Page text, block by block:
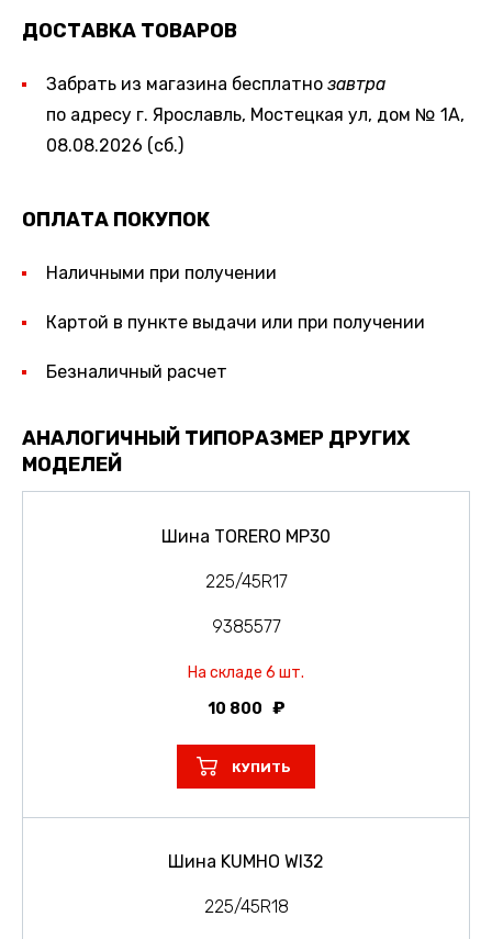
ДОСТАВКА ТОВАРОВ
Забрать из магазина бесплатно завтра
по адресу г. Ярославль, Мостецкая ул, дом № 1А,
08.08.2026 (сб.)
ОПЛАТА ПОКУПОК
Наличными при получении
Картой в пункте выдачи или при получении
Безналичный расчет
АНАЛОГИЧНЫЙ ТИПОРАЗМЕР ДРУГИХ
МОДЕЛЕЙ
Шина TORERO MP30
225/45R17
9385577
На складе 6 шт.
10 800
КУПИТЬ
Шина KUMHO WI32
225/45R18